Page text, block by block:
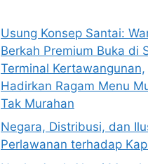
Usung Konsep Santai:
Berkah Premium Buka di
Terminal Kertawangunan,
Hadirkan Ragam Menu
Tak Murahan
Negara, Distribusi, dan
Perlawanan terhadap